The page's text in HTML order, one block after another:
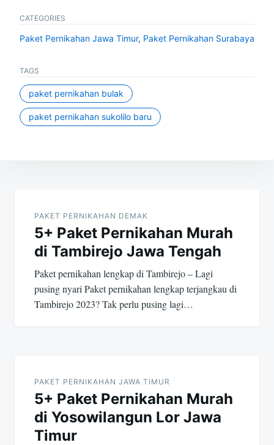
CATEGORIES
Paket Pernikahan Jawa Timur, Paket Pernikahan Surabaya
TAGS
paket pernikahan bulak
paket pernikahan sukolilo baru
navigation
PAKET PERNIKAHAN DEMAK
5+ Paket Pernikahan Murah
di Tambirejo Jawa Tengah
Paket pernikahan lengkap di Tambirejo – Lagi
pusing nyari Paket pernikahan lengkap terjangkau di
Tambirejo 2023? Tak perlu pusing lagi…
PAKET PERNIKAHAN JAWA TIMUR
5+ Paket Pernikahan Murah
di Yosowilangun Lor Jawa
Timur